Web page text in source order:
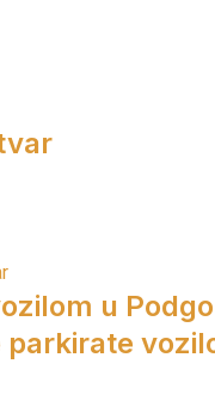
u
parkirate